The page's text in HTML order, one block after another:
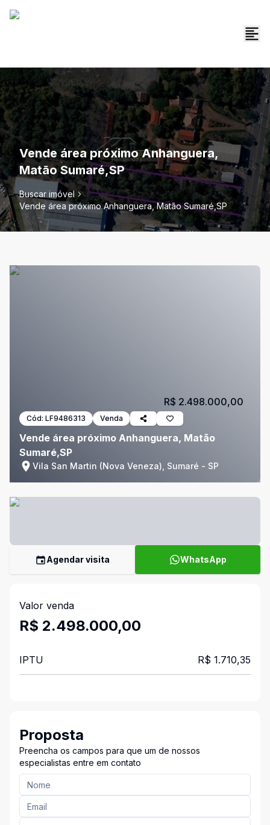
Vende área próximo Anhanguera,
Matão Sumaré,SP
Buscar imóvel
Vende área próximo Anhanguera, Matão Sumaré,SP
Cód: LF9486313 Venda
Vende área próximo Anhanguera, Matão
Sumaré,SP
Vila San Martin (Nova Veneza), Sumaré - SP
R$ 2.498.000,00
Agendar visita WhatsApp
Valor venda
R$ 2.498.000,00
IPTU R$ 1.710,35
Proposta
Preencha os campos para que um de nossos
especialistas entre em contato